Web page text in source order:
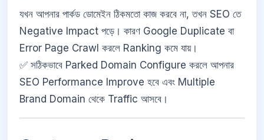
যখন আপনার পার্কড ডোমেইন ঠিকমতো কাজ করবে না, তখন SEO তে
Negative Impact পড়ে। কারণ Google Duplicate বা
Error Page Crawl করলে Ranking কমে যায়।
✅ সঠিকভাবে Parked Domain Configure করলে আপনার
SEO Performance Improve হবে এবং Multiple
Brand Domain থেকে Traffic আসবে।